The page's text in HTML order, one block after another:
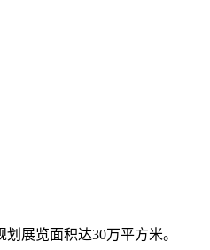
展览面积达30万平方米。